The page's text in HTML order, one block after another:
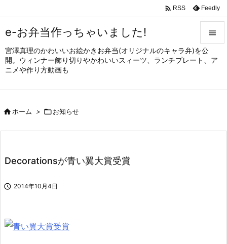
e-お弁当作っちゃいました!
宮澤真理のかわいいお絵かきお弁当(オリジナルのキャラ弁)を公
開。ウィンナー飾り切りやかわいいスィーツ、ランチプレート、ア
ニメや作り方動画も


メニュ
サイド

 RSS Feedly
ホーム > お知らせ
Decorationsが青い翼大賞受賞
 2014年10月4日